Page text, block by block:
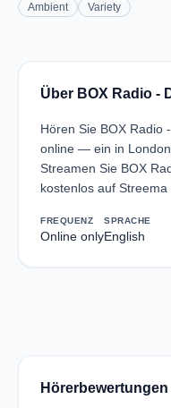
Ambient Variety
Über BOX Radio -
Hören Sie BOX Radio
online — ein in London
Streamen Sie BOX
kostenlos auf
FREQUENZ
Online only
SPRACHE
English
Hörerbewertungen